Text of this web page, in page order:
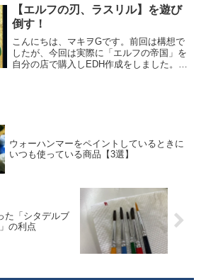
ヲGです。モダホラ2が発売されて、環境
が変わりまし...
【エルフの刃、ラスリル】を遊び
倒す！
こんにちは、マキヲGです。前回は構想で
したが、今回は実際に「エルフの帝国」を
自分の店で購入しEDH作成をしました。構
ウォーハンマーをペイントしているときに
いつも使っている商品【3選】
た「シタデルブ
の利点